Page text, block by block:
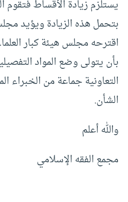
يستلزم زيادة الأقساط فتقوم
بتحمل هذه الزيادة ويؤيد
اقترحه مجلس هيئة كبار
بأن يتولى وضع المواد
التعاونية جماعة من الخبراء
الشأن.
والله أعلم
مجمع الفقه الإسلامي